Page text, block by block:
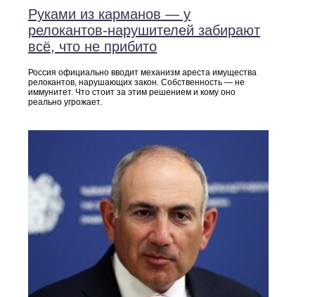
Руками из карманов — у
релокантов-нарушителей забирают
всё, что не прибито
Россия официально вводит механизм ареста имущества
релокантов, нарушающих закон. Собственность — не
иммунитет. Что стоит за этим решением и кому оно
реально угрожает.